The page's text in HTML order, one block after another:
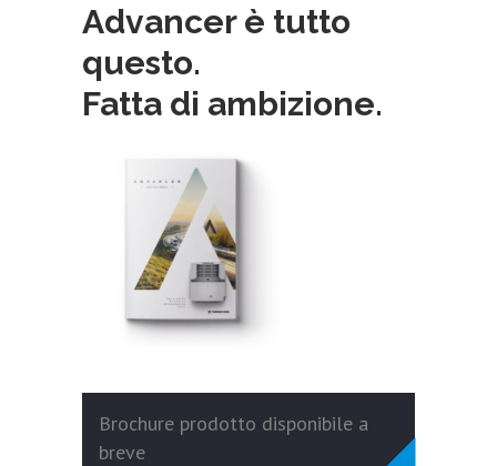
Advancer è tutto
questo.
Fatta di ambizione.
Brochure prodotto disponibile a
breve